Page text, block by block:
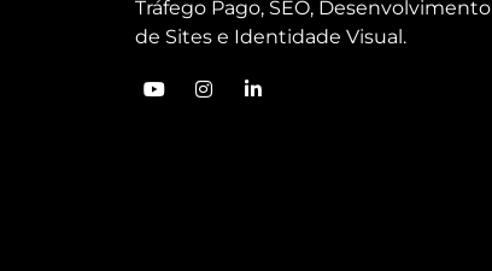
Tráfego Pago, SEO, Desenvolvimento
de Sites e Identidade Visual.